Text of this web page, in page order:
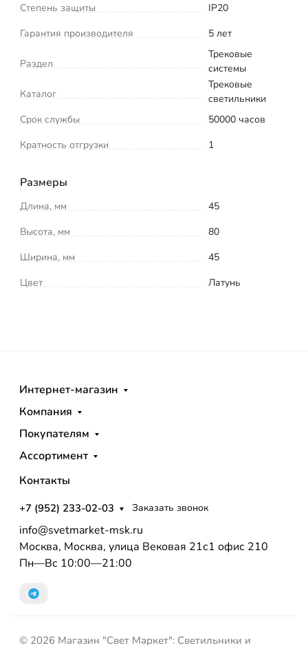
Степень защиты
IP20
Гарантия производителя
5 лет
Раздел
Трековые
системы
Каталог
Трековые
светильники
Срок службы
50000 часов
Кратность отгрузки
1
Размеры
Длина, мм
45
Высота, мм
80
Ширина, мм
45
Цвет
Латунь
Интернет-магазин
Компания
Покупателям
Ассортимент
Контакты
+7 (952) 233-02-03 Заказать звонок
info@svetmarket-msk.ru
Москва, Москва, улица Вековая 21с1 офис 210
Пн—Вс 10:00—21:00
© 2026 Магазин "Свет Маркет": Светильники и